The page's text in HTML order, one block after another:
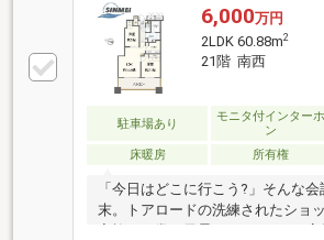
ます！■専有面積はゆとりの85.58
面するワイドスパン■充実の共用部
ュ、タワーラウンジ、ゲストルー
沿線アクセス！JR・地下鉄・阪急
立地■陽当り・通風良好な南向き！
上！■地上35階建・総戸数316戸の
6,000万円
2LDK 60.88m2
21階 南西
駐車場あり
モニタ付インターホ
ン
床暖房 所有権
「今日はどこに行こう?」そんな
末。トアロードの洗練されたショ